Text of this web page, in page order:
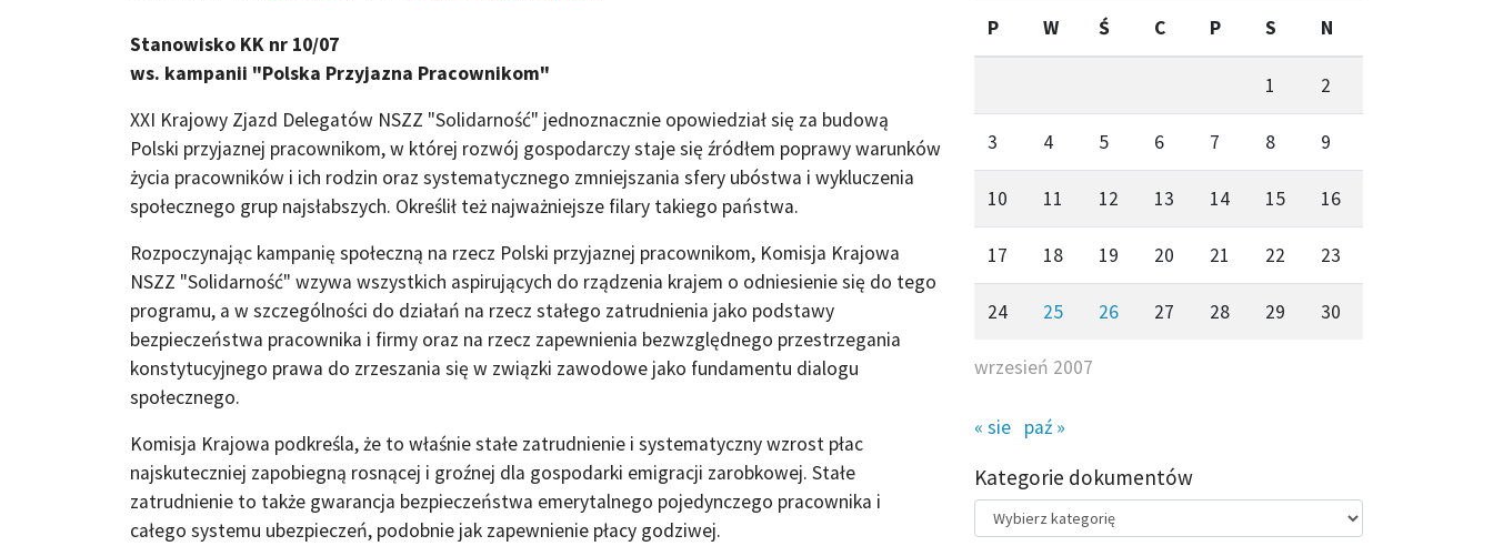
Stanowisko KK nr 10/07
ws. kampanii "Polska Przyjazna Pracownikom"
XXI Krajowy Zjazd Delegatów NSZZ "Solidarność" jednoznacznie opowiedział się za budową
Polski przyjaznej pracownikom, w której rozwój gospodarczy staje się źródłem poprawy warunków
życia pracowników i ich rodzin oraz systematycznego zmniejszania sfery ubóstwa i wykluczenia
społecznego grup najsłabszych. Określił też najważniejsze filary takiego państwa.
Rozpoczynając kampanię społeczną na rzecz Polski przyjaznej pracownikom, Komisja Krajowa
NSZZ "Solidarność" wzywa wszystkich aspirujących do rządzenia krajem o odniesienie się do tego
programu, a w szczególności do działań na rzecz stałego zatrudnienia jako podstawy
bezpieczeństwa pracownika i firmy oraz na rzecz zapewnienia bezwzględnego przestrzegania
konstytucyjnego prawa do zrzeszania się w związki zawodowe jako fundamentu dialogu
społecznego.
Komisja Krajowa podkreśla, że to właśnie stałe zatrudnienie i systematyczny wzrost płac
najskuteczniej zapobiegną rosnącej i groźnej dla gospodarki emigracji zarobkowej. Stałe
zatrudnienie to także gwarancja bezpieczeństwa emerytalnego pojedynczego pracownika i
całego systemu ubezpieczeń, podobnie jak zapewnienie płacy godziwej.
wrzesień 2007
P W Ś C P S N
1 2
3 4 5 6 7 8 9
10 11 12 13 14 15 16
17 18 19 20 21 22 23
24 25 26 27 28 29 30
« sie paź »
Kategorie dokumentów
Kategorie
dokumentów